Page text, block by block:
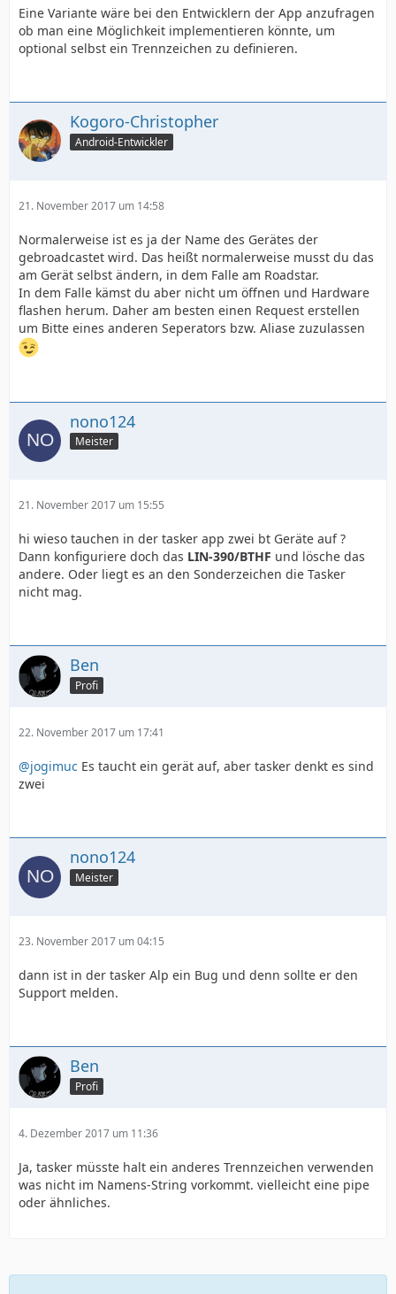
Eine Variante wäre bei den Entwicklern der App anzufragen
ob man eine Möglichkeit implementieren könnte, um
optional selbst ein Trennzeichen zu definieren.
Kogoro-Christopher
Android-Entwickler
21. November 2017 um 14:58
Normalerweise ist es ja der Name des Gerätes der
gebroadcastet wird. Das heißt normalerweise musst du das
am Gerät selbst ändern, in dem Falle am Roadstar.
In dem Falle kämst du aber nicht um öffnen und Hardware
flashen herum. Daher am besten einen Request erstellen
um Bitte eines anderen Seperators bzw. Aliase zuzulassen
nono124
Meister
21. November 2017 um 15:55
hi wieso tauchen in der tasker app zwei bt Geräte auf ?
Dann konfiguriere doch das LIN-390/BTHF und lösche das
andere. Oder liegt es an den Sonderzeichen die Tasker
nicht mag.
Ben
Profi
22. November 2017 um 17:41
@jogimuc Es taucht ein gerät auf, aber tasker denkt es sind
zwei
nono124
Meister
23. November 2017 um 04:15
dann ist in der tasker Alp ein Bug und denn sollte er den
Support melden.
Ben
Profi
4. Dezember 2017 um 11:36
Ja, tasker müsste halt ein anderes Trennzeichen verwenden
was nicht im Namens-String vorkommt. vielleicht eine pipe
oder ähnliches.